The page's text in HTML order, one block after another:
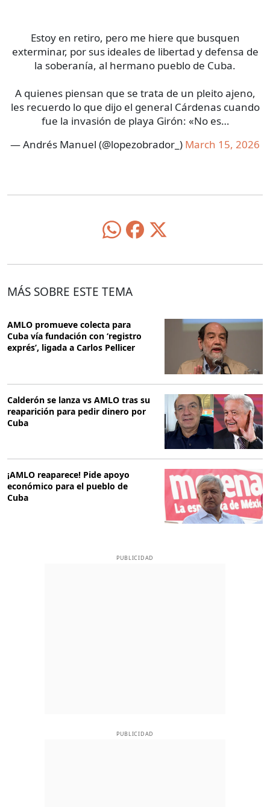
Estoy en retiro, pero me hiere que busquen
exterminar, por sus ideales de libertad y defensa de
la soberanía, al hermano pueblo de Cuba.
A quienes piensan que se trata de un pleito ajeno,
les recuerdo lo que dijo el general Cárdenas cuando
fue la invasión de playa Girón: «No es…
— Andrés Manuel (@lopezobrador_) March 15, 2026
MÁS SOBRE ESTE TEMA
AMLO promueve colecta para
Cuba vía fundación con ‘registro
exprés’, ligada a Carlos Pellicer
Calderón se lanza vs AMLO tras su
reaparición para pedir dinero por
Cuba
¡AMLO reaparece! Pide apoyo
económico para el pueblo de
Cuba
PUBLICIDAD
PUBLICIDAD